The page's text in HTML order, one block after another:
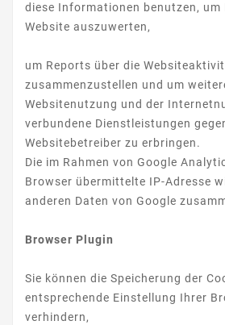
diese Informationen benutzen, um
Website auszuwerten,
um Reports über die
zusammenzustellen und um
Websitenutzung und der
verbundene Dienstleistungen
Websitebetreiber zu erbringen.
Die im Rahmen von Google
Browser übermittelte IP-Adresse
anderen Daten von Google
Browser Plugin
Sie können die Speicherung der
entsprechende Einstellung Ihrer
verhindern,